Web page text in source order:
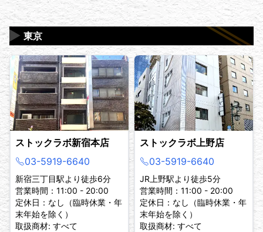
東京
▶
ストックラボ新宿本店
03-5919-6640
新宿三丁目駅より徒歩6分
営業時間：11:00 - 20:00
定休日：なし（臨時休業・年
末年始を除く）
取扱商材: すべて
ストックラボ上野店
03-5919-6640
JR上野駅より徒歩5分
営業時間：11:00 - 20:00
定休日：なし（臨時休業・年
末年始を除く）
取扱商材: すべて